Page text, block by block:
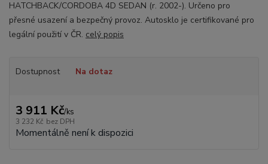
HATCHBACK/CORDOBA 4D SEDAN (r. 2002-). Určeno pro
přesné usazení a bezpečný provoz. Autosklo je certifikované pro
legální použití v ČR. celý popis
Dostupnost Na dotaz
3 911 Kč/ks
3 232 Kč bez DPH
Momentálně není k dispozici